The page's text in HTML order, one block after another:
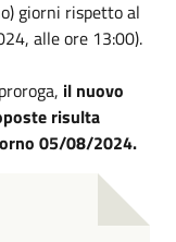
giorni rispetto al
alle ore 13:00).
il nuovo
risulta
05/08/2024.